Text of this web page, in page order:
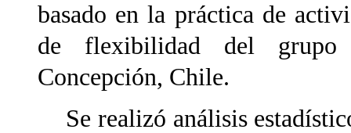
basado en la práctica de
de flexibilidad del grupo
Concepción, Chile.
Se realizó análisis